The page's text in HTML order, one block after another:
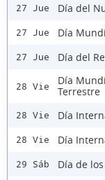
27 Jue Día del
27 Jue Día
27 Jue Día del
28 Vie
Día
Terrestre
28 Vie Día
28 Vie Día
29 Sáb Día de